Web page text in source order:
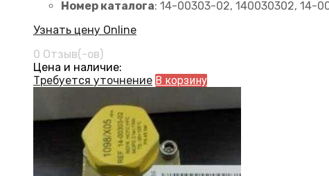
Номер каталога: 14-00303-02, 140030302, 14-
Узнать цену Online
0 Отзыв(-ов)
Цена и наличие:
Требуется уточнение В корзину